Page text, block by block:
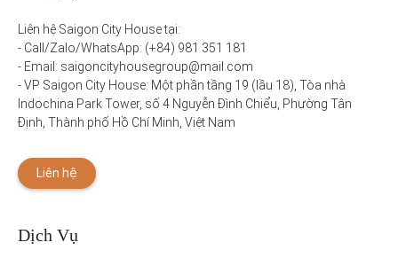
Liên hệ Saigon City House tại:
- Call/Zalo/WhatsApp: (+84) 981 351 181
- Email: saigoncityhousegroup@mail.com
- VP Saigon City House: Một phần tầng 19 (lầu 18), Tòa nhà
Indochina Park Tower, số 4 Nguyễn Đình Chiểu, Phường Tân
Định, Thành phố Hồ Chí Minh, Việt Nam
Liên hệ
Dịch Vụ